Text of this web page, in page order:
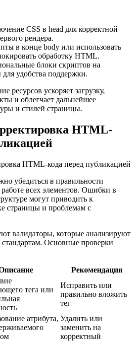
CSS в head для корректной
рендера.
в конце body или использовать
обработку HTML.
блоки скриптов на
удобства поддержки.
ресурсов ускоряет загрузку,
и облегчает дальнейшее
и стилей страницы.
HTML-
убедиться в правильности
всех элементов. Ошибки в
могут приводить к
страницы и проблемам с
валидаторы, которые анализируют
Основные проверки
Рекомендация
тега или
Исправить или
правильно вложить
тег
атрибута, Удалить или
заменить на
корректный